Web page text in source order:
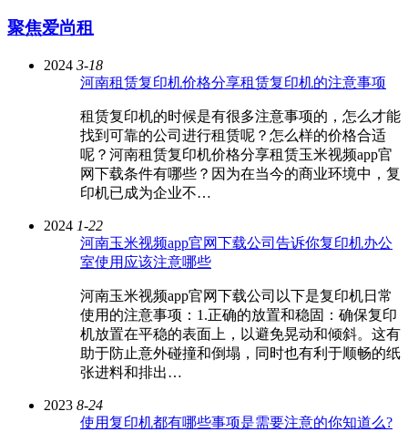
聚焦爱尚租
2024 3-18
河南租赁复印机价格分享租赁复印机的注意事项
租赁复印机的时候是有很多注意事项的，怎么才能
找到可靠的公司进行租赁呢？怎么样的价格合适
呢？河南租赁复印机价格分享租赁玉米视频app官
网下载条件有哪些？因为在当今的商业环境中，复
印机已成为企业不…
2024 1-22
河南玉米视频app官网下载公司告诉你复印机办公
室使用应该注意哪些
河南玉米视频app官网下载公司以下是复印机日常
使用的注意事项：1.正确的放置和稳固：确保复印
机放置在平稳的表面上，以避免晃动和倾斜。这有
助于防止意外碰撞和倒塌，同时也有利于顺畅的纸
张进料和排出…
2023 8-24
使用复印机都有哪些事项是需要注意的你知道么?